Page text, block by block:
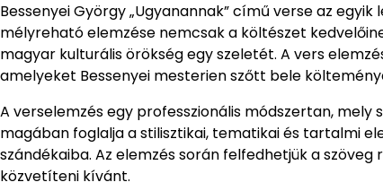
Bessenyei György „Ugyanannak” című verse az
mélyreható elemzése nemcsak a költészet
magyar kulturális örökség egy szeletét. A vers
amelyeket Bessenyei mesterien szőtt bele
A verselemzés egy professzionális módszertan,
magában foglalja a stilisztikai, tematikai és tartalmi
szándékaiba. Az elemzés során felfedhetjük a
közvetíteni kívánt.